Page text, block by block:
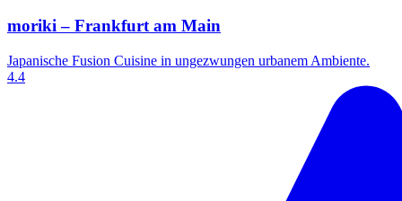
moriki – Frankfurt am Main
Japanische Fusion Cuisine in ungezwungen urbanem Ambiente.
4.4